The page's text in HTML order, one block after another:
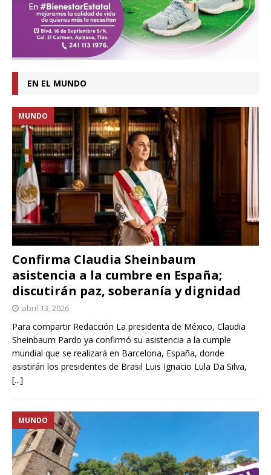
EN EL MUNDO
Confirma Claudia Sheinbaum
asistencia a la cumbre en España;
discutirán paz, soberanía y dignidad
MUNDO
abril 13, 2026
Para compartir Redacción La presidenta de México, Claudia
Sheinbaum Pardo ya confirmó su asistencia a la cumple
mundial que se realizará en Barcelona, España, donde
asistirán los presidentes de Brasil Luis Ignacio Lula Da Silva,
[...]
MUNDO